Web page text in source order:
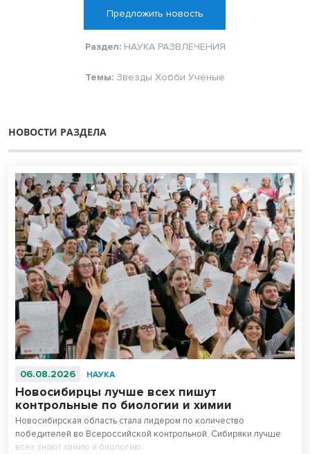
Предложить новость
Раздел: НАУКА РАЗВЛЕЧЕНИЯ
Темы: Звезды Хобби Ученые
НОВОСТИ РАЗДЕЛА
06.08.2026 НАУКА
Новосибирцы лучше всех пишут
контрольные по биологии и химии
Новосибирская область стала лидером по количество
победителей во Всероссийской контрольной. Сибиряки лучше
всех знают химию и биологию.